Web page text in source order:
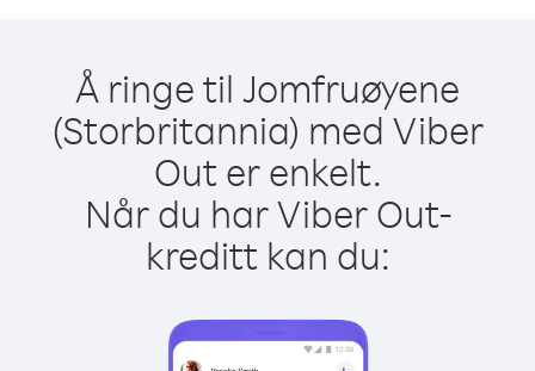
Å ringe til Jomfruøyene
(Storbritannia) med Viber
Out er enkelt.
Når du har Viber Out-
kreditt kan du: